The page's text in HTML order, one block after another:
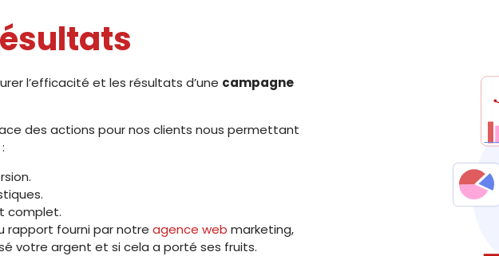
l’efficacité et les résultats d’une campagne
des actions pour nos clients nous permettant
complet.
rapport fourni par notre agence web marketing,
votre argent et si cela a porté ses fruits.